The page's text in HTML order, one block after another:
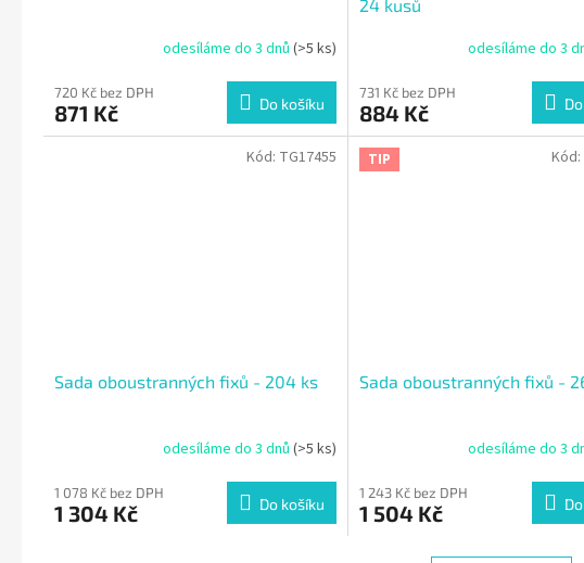
odesíláme do 3 dnů (>5 ks)
720 Kč bez DPH
871 Kč Do košíku
24 kusů
odesíláme do 3
731 Kč bez DPH
884 Kč
Sada oboustranných fixů - 204 ks
odesíláme do 3 dnů (>5 ks)
1 078 Kč bez DPH
1 304 Kč Do košíku
Kód: TG17455 TIP
Sada oboustranných fixů -
odesíláme do 3
1 243 Kč bez DPH
1 504 Kč
Kód: